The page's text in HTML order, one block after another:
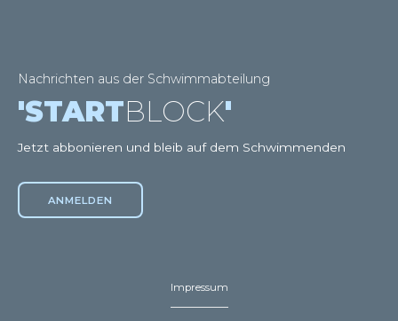
Nachrichten aus der Schwimmabteilung
'STARTBLOCK'
Jetzt abbonieren und bleib auf dem Schwimmenden
ANMELDEN
Impressum